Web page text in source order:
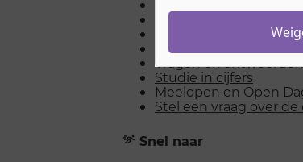
Hoe ziet de opleiding
Past het beroep bij mij?
Vragen en antwoorden
Studie in cijfers
Meelopen en Open
Stel een vraag over
Snel naar